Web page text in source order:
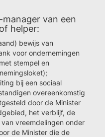
manager van een
helper:
bewijs van
voor ondernemingen
stempel en
bij een sociaal
overeenkomstig
door de Minister
het verblijf, de
vreemdelingen onder
de Minister die de